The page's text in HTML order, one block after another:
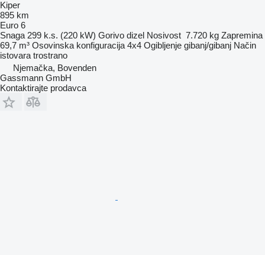
Kiper
895 km
Euro 6
Snaga 299 k.s. (220 kW) Gorivo dizel Nosivost 7.720 kg Zapremina
69,7 m³ Osovinska konfiguracija 4x4 Ogibljenje gibanj/gibanj Način
istovara trostrano
Njemačka, Bovenden
Gassmann GmbH
Kontaktirajte prodavca